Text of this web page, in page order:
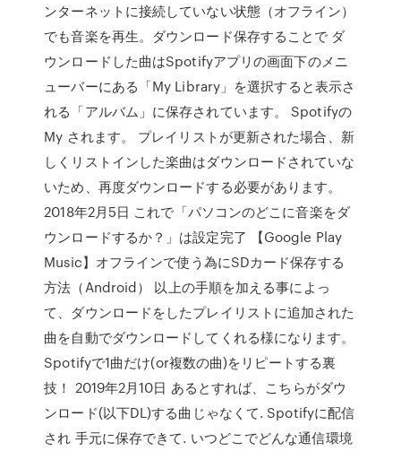
ンターネットに接続していない状態（オフライン）
でも音楽を再生。ダウンロード保存することで ダ
ウンロードした曲はSpotifyアプリの画面下のメニ
ューバーにある「My Library」を選択すると表示さ
れる「アルバム」に保存されています。 Spotifyの
My されます。 プレイリストが更新された場合、新
しくリストインした楽曲はダウンロードされていな
いため、再度ダウンロードする必要があります。
2018年2月5日 これで「パソコンのどこに音楽をダ
ウンロードするか？」は設定完了 【Google Play
Music】オフラインで使う為にSDカード保存する
方法（Android） 以上の手順を加える事によっ
て、ダウンロードをしたプレイリストに追加された
曲を自動でダウンロードしてくれる様になります。
Spotifyで1曲だけ(or複数の曲)をリピートする裏
技！ 2019年2月10日 あるとすれば、こちらがダウ
ンロード(以下DL)する曲じゃなくて. Spotifyに配信
され 手元に保存できて. いつどこでどんな通信環境